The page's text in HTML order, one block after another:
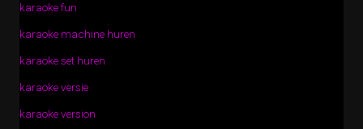
karaoke fun
karaoke machine huren
karaoke set huren
karaoke versie
karaoke version